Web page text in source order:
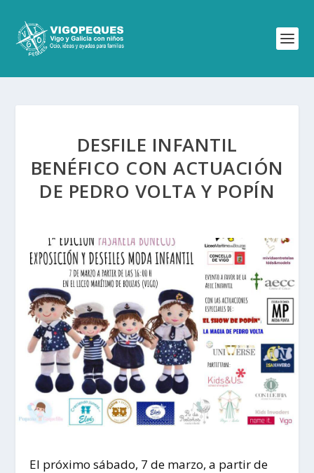
DESFILE INFANTIL
BENÉFICO CON ACTUACIÓN
DE PEDRO VOLTA Y POPÍN
El próximo sábado, 7 de marzo, a partir de